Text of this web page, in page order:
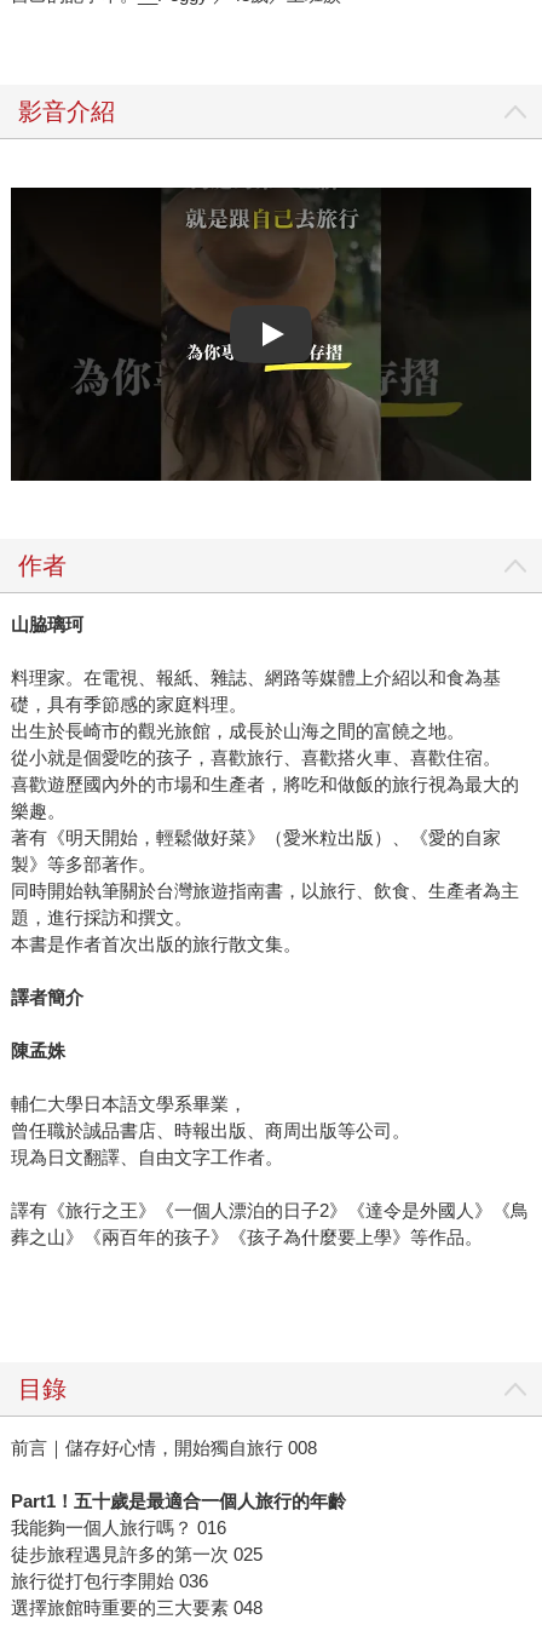
影音介紹
Play video
作者
山脇璃珂
料理家。在電視、報紙、雜誌、網路等媒體上介紹以和食為基
礎，具有季節感的家庭料理。
出生於長崎市的觀光旅館，成長於山海之間的富饒之地。
從小就是個愛吃的孩子，喜歡旅行、喜歡搭火車、喜歡住宿。
喜歡遊歷國內外的市場和生產者，將吃和做飯的旅行視為最大的
樂趣。
著有《明天開始，輕鬆做好菜》（愛米粒出版）、《愛的自家
製》等多部著作。
同時開始執筆關於台灣旅遊指南書，以旅行、飲食、生產者為主
題，進行採訪和撰文。
本書是作者首次出版的旅行散文集。
譯者簡介
陳孟姝
輔仁大學日本語文學系畢業，
曾任職於誠品書店、時報出版、商周出版等公司。
現為日文翻譯、自由文字工作者。
譯有《旅行之王》《一個人漂泊的日子2》《達令是外國人》《鳥
葬之山》《兩百年的孩子》《孩子為什麼要上學》等作品。
目錄
前言｜儲存好心情，開始獨自旅行 008
Part1！五十歲是最適合一個人旅行的年齡
我能夠一個人旅行嗎？ 016
徒步旅程遇見許多的第一次 025
旅行從打包行李開始 036
選擇旅館時重要的三大要素 048